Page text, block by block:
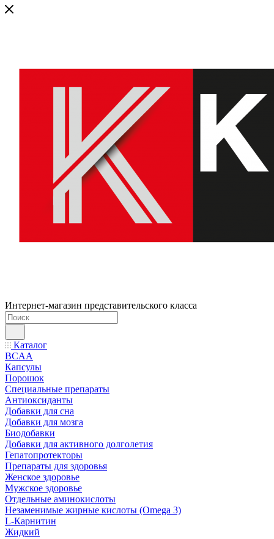
Интернет-магазин представительского класса
Каталог
BCAA
Капсулы
Порошок
Cпециальные препараты
Антиоксиданты
Добавки для сна
Добавки для мозга
Биодобавки
Добавки для активного долголетия
Гепатопротекторы
Препараты для здоровья
Женское здоровье
Мужское здоровье
Отдельные аминокислоты
Незаменимые жирные кислоты (Omega 3)
L-Карнитин
Жидкий